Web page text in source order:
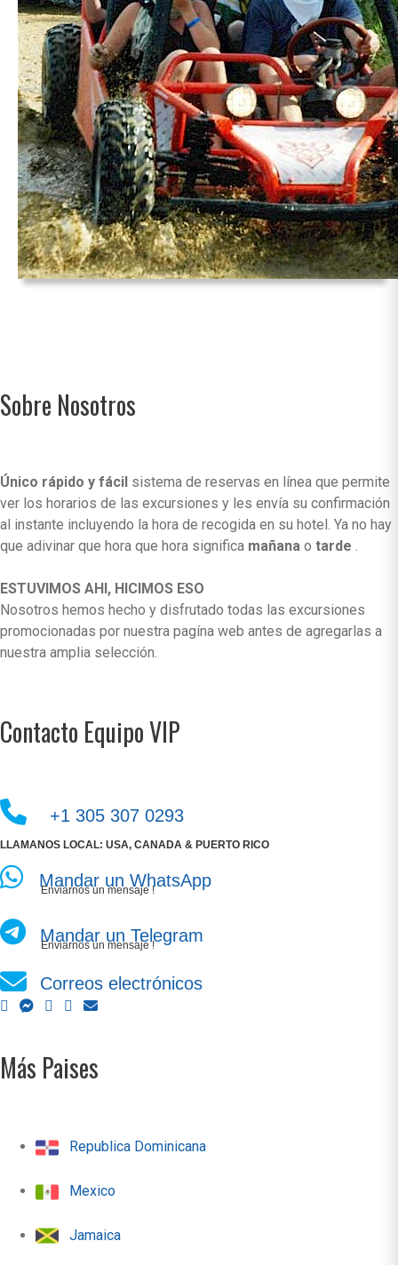
Sobre Nosotros
Único rápido y fácil sistema de reservas en línea que permite
ver los horarios de las excursiones y les envía su confirmación
al instante incluyendo la hora de recogida en su hotel. Ya no hay
que adivinar que hora que hora significa mañana o tarde .
ESTUVIMOS AHI, HICIMOS ESO
Nosotros hemos hecho y disfrutado todas las excursiones
promocionadas por nuestra pagína web antes de agregarlas a
nuestra amplia selección.
Contacto Equipo VIP
+1 305 307 0293
LLAMANOS LOCAL: USA, CANADA & PUERTO RICO
Mandar un WhatsApp
Enviarnos un mensaje !
Mandar un Telegram
Enviarnos un mensaje !
Correos electrónicos
Más Paises
Republica Dominicana
Mexico
Jamaica